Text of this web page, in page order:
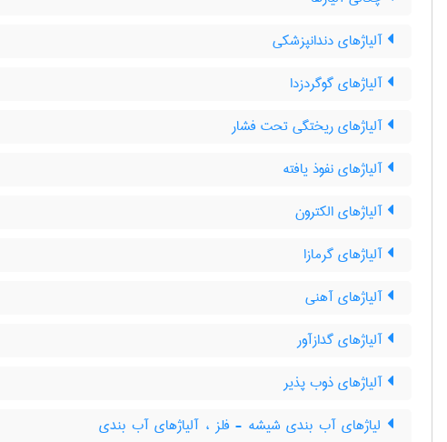
آلیاژهای دندانپزشکی
آلیاژهای گوگردزدا
آلیاژهای ریختگی تحت فشار
آلیاژهای نفوذ یافته
آلیاژهای الکترون
آلیاژهای گرمازا
آلیاژهای آهنی
آلیاژهای گدازآور
آلیاژهای ذوب پذیر
لیاژهای آب بندی شیشه - فلز ، آلیاژهای آب بندی